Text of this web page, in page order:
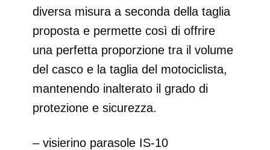
diversa misura a seconda della taglia
proposta e permette così di offrire
una perfetta proporzione tra il volume
del casco e la taglia del motociclista,
mantenendo inalterato il grado di
protezione e sicurezza.
– visierino parasole IS-10